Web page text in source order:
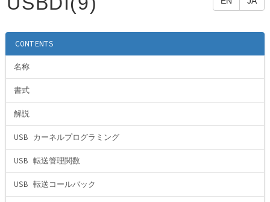
CONTENTS
名称
書式
解説
USB カーネルプログラミング
USB 転送管理関数
USB 転送コールバック